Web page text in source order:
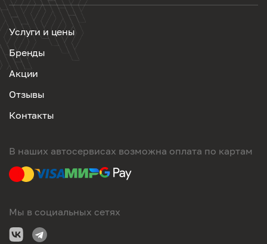
Услуги и цены
Бренды
Акции
Отзывы
Контакты
В наших автосервисах возможна оплата по картам
Мы в социальных сетях